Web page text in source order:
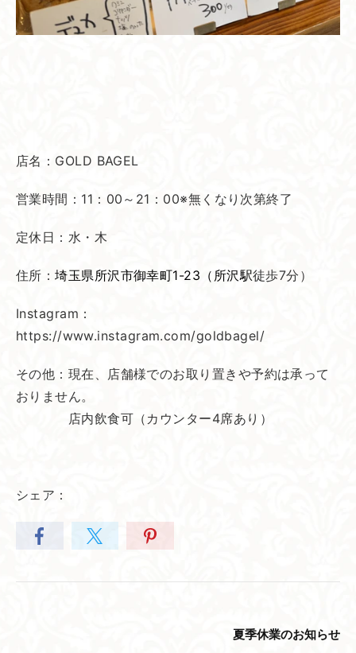
店名：GOLD BAGEL
営業時間：11：00～21：00※無くなり次第終了
定休日：水・木
住所：埼玉県所沢市御幸町1-23 （所沢駅徒歩7分）
Instagram：
https://www.instagram.com/goldbagel/
その他：現在、店舗様でのお取り置きや予約は承って
おりません。
店内飲食可（カウンター4席あり）
シェア：
夏季休業の​お知らせ